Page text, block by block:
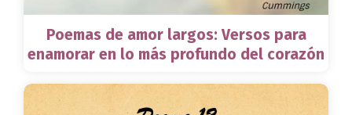
Poemas de amor largos: Versos para
enamorar en lo más profundo del corazón